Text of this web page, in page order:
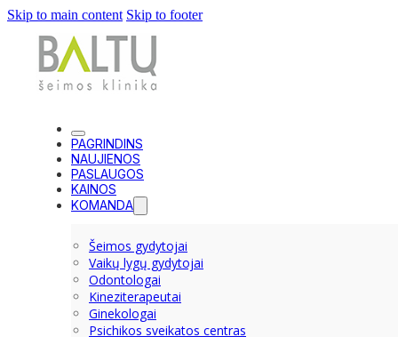
Skip to main content Skip to footer
PAGRINDINS
NAUJIENOS
PASLAUGOS
KAINOS
KOMANDA
Šeimos gydytojai
Vaikų lygų gydytojai
Odontologai
Kineziterapeutai
Ginekologai
Psichikos sveikatos centras